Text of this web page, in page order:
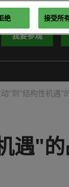
我要参观
"到"结构性机遇"
遇"
绝 接受所